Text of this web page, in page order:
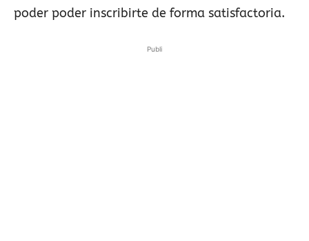
poder poder inscribirte de forma satisfactoria.
Publi